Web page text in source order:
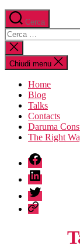
Cerca
Cerca:
Chiudi
la
ricerca
Chiudi menu
Home
Blog
Talks
Contacts
Daruma
The Right
fb
linkedin
twitter
sessionize